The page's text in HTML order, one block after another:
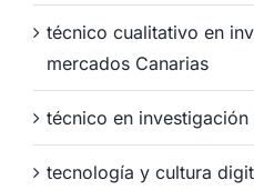
técnico cualitativo en
mercados Canarias
técnico en
tecnología y cultura